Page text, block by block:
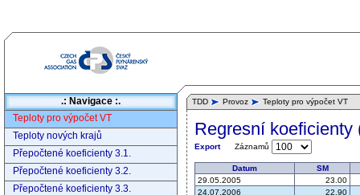
.: Navigace :.
Teploty pro výpočet VT
Teploty nových krajů
Přepočtené koeficienty 3.1.
Přepočtené koeficienty 3.2.
Přepočtené koeficienty 3.3.
TDD Provoz Teploty pro výpočet VT
Regresní koeficienty
Export Záznamů
Datum
SM
29.05.2005
23.00
24.07.2006
22.90